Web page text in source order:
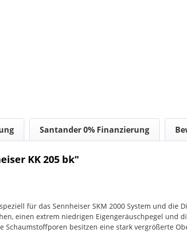
Santander 0% Finanzierung
KK 205 bk"
für das Sennheiser SKM 2000 System und
einen extrem niedrigen Eigengeräuschpegel und
Schaumstoffporen besitzen eine stark vergrößerte